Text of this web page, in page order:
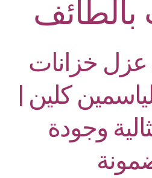
بالطائف
خزانات
كلين |
وجودة